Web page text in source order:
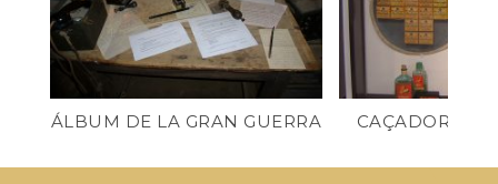
ÁLBUM DE LA GRAN GUERRA CAÇADORS